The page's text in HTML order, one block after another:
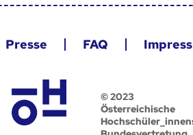
Presse FAQ
© 2023
Österreichische